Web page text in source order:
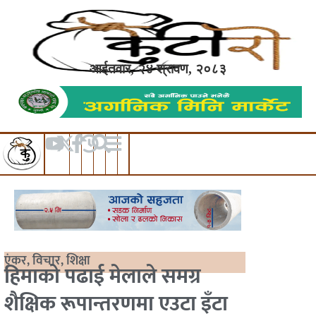
आईतवार, २४ श्रावण, २०८३
एंकर,विचार,शिक्षा
हिमाको पढाई मेलाले समग्र
शैक्षिक रूपान्तरणमा एउटा इँटा